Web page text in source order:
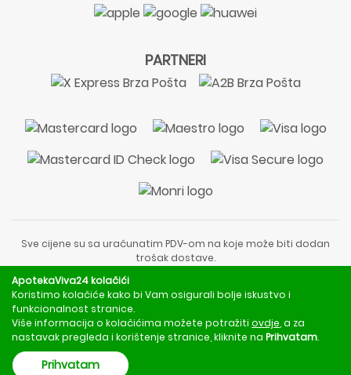
PARTNERI
Sve cijene su sa uračunatim PDV-om na koje može biti dodan
trošak dostave.
liječnički pregled ili savjet farmaceuta.
Za obavijesti o mjerama opreza, rizicima i nuspojavama
obratite se svom liječniku ili farmaceutu.
Copyright © 2020 - 2026 | ApotekaViva24 | Sva prava zadržava
ApotekaViva24 kolačići
Koristimo kolačiće kako bi Vam osigurali bolje iskustvo i
funkcionalnost stranice.
Više informacija o kolačićima možete potražiti ovdje , a za
nastavak pregleda i korištenje stranice, kliknite na Prihvatam.
Prihvatam